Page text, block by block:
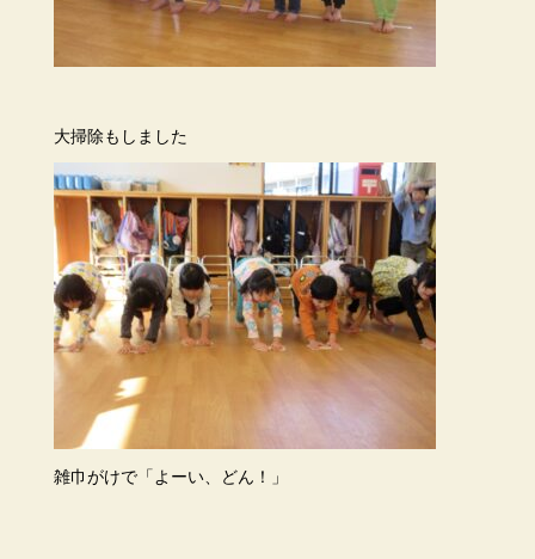
大掃除もしました
雑巾がけで「よーい、どん！」